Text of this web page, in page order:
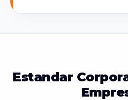
Estandar